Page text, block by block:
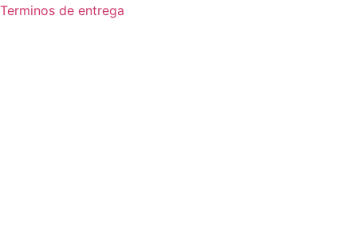
Terminos de entrega